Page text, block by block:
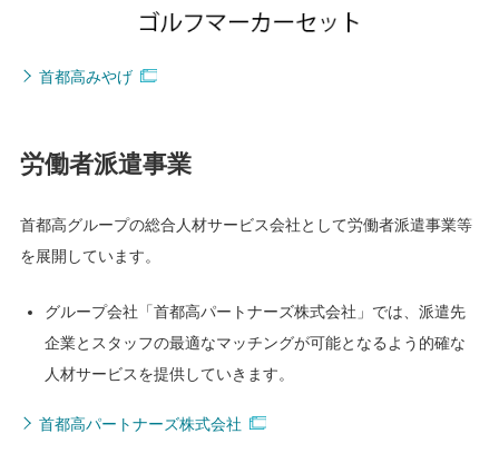
首都高みやげ
労働者派遣事業
首都高グループの総合人材サービス会社として労働者派遣事業等
を展開しています。
グループ会社「首都高パートナーズ株式会社」では、派遣先
企業とスタッフの最適なマッチングが可能となるよう的確な
人材サービスを提供していきます。
首都高パートナーズ株式会社